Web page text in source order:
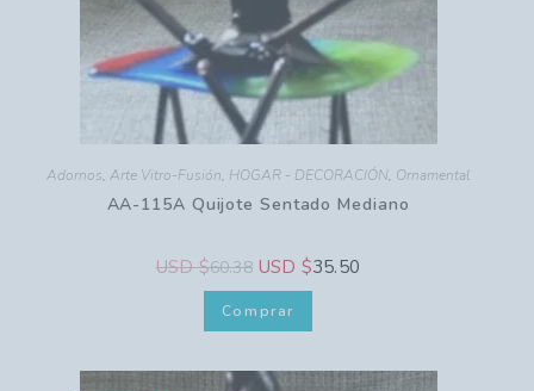
Adornos, Arte Vitro-Fusión, HOGAR - DECORACIÓN, Ornamental
AA-115A Quijote Sentado Mediano
USD $60.38 USD $35.50
Comprar